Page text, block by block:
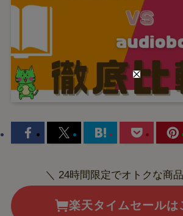
＼ 24時間限定でオトクな商
楽天タイムセールは